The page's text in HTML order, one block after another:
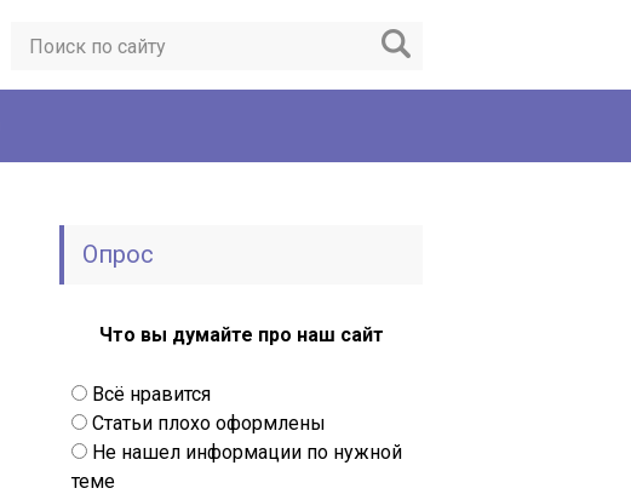
Опрос
Что вы думайте про наш сайт
Всё нравится
Статьи плохо оформлены
Не нашел информации по нужной
теме